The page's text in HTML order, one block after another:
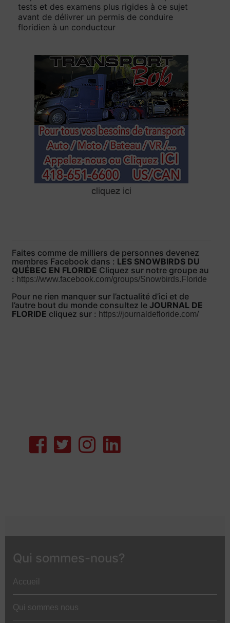
tests et des examens plus rigides à ce sujet
avant de délivrer un permis de conduire
floridien à un conducteur
Faites comme de milliers de personnes devenez
membres Facebook dans : LES SNOWBIRDS DU
QUÉBEC EN FLORIDE Cliquez sur notre groupe au
: https://www.facebook.com/groups/Snowbirds.Floride
Pour ne rien manquer sur l’actualité d’ici et de
l’autre bout du monde consultez le JOURNAL DE
FLORIDE cliquez sur : https://journaldefloride.com/
Qui sommes-nous?
Accueil
Qui sommes nous